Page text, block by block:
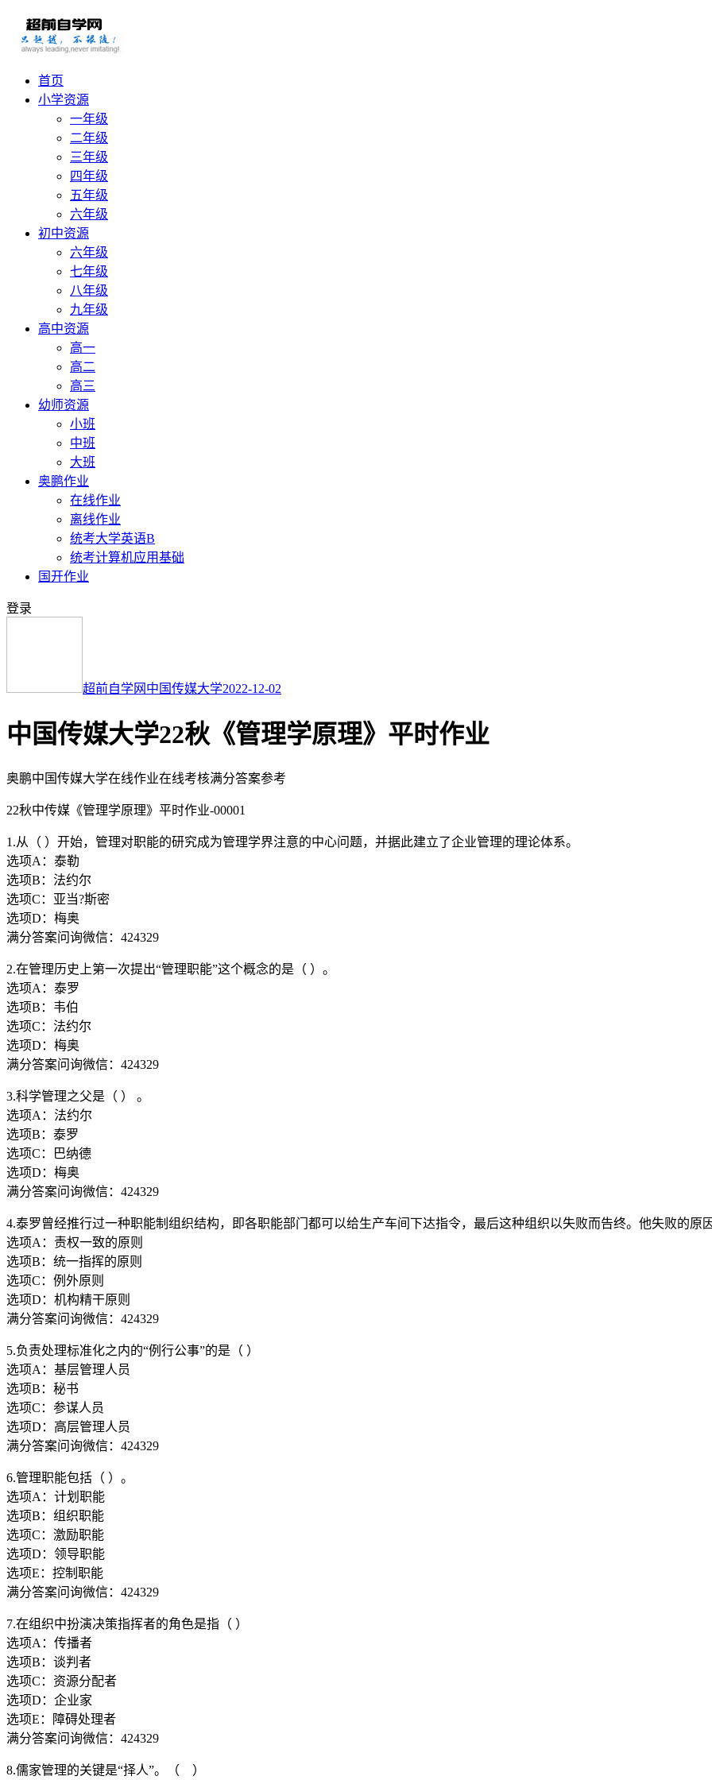
首页
小学资源
一年级
二年级
三年级
四年级
五年级
六年级
初中资源
六年级
七年级
八年级
九年级
高中资源
高一
高二
高三
幼师资源
小班
中班
大班
奥鹏作业
在线作业
离线作业
统考大学英语B
统考计算机应用基础
国开作业
登录
超前自学网 中国传媒大学2022-12-02
中国传媒大学22秋《管理学原理》平时作业
奥鹏中国传媒大学在线作业在线考核满分答案参考
22秋中传媒《管理学原理》平时作业-00001
1.从（ ）开始，管理对职能的研究成为管理学界注意的中心问题，并据此建立了企业管理的理论体系。
选项A：泰勒
选项B：法约尔
选项C：亚当?斯密
选项D：梅奥
满分答案问询微信：424329
2.在管理历史上第一次提出“管理职能”这个概念的是（ ）。
选项A：泰罗
选项B：韦伯
选项C：法约尔
选项D：梅奥
满分答案问询微信：424329
3.科学管理之父是（ ） 。
选项A：法约尔
选项B：泰罗
选项C：巴纳德
选项D：梅奥
满分答案问询微信：424329
4.泰罗曾经推行过一种职能制组织结构，即各职能部门都可以给生产车间下达指令，最后这种组织以失败而告终。他失败的原
选项A：责权一致的原则
选项B：统一指挥的原则
选项C：例外原则
选项D：机构精干原则
满分答案问询微信：424329
5.负责处理标准化之内的“例行公事”的是（ ）
选项A：基层管理人员
选项B：秘书
选项C：参谋人员
选项D：高层管理人员
满分答案问询微信：424329
6.管理职能包括（ ）。
选项A：计划职能
选项B：组织职能
选项C：激励职能
选项D：领导职能
选项E：控制职能
满分答案问询微信：424329
7.在组织中扮演决策指挥者的角色是指（ ）
选项A：传播者
选项B：谈判者
选项C：资源分配者
选项D：企业家
选项E：障碍处理者
满分答案问询微信：424329
8.儒家管理的关键是“择人”。（ ）